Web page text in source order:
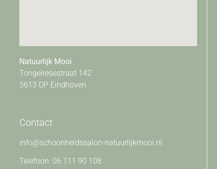
Natuurlijk Mooi
Tongelresestraat 142
5613 DP Eindhoven
Contact
info@schoonheidssalon-natuurlijkmooi.nl
Telefoon: 06 111 90 108